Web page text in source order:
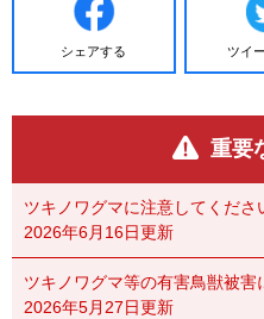
シェアする ツイ
重要
ツキノワグマに注意してくださ
2026年6月16日更新
ツキノワグマ等の有害鳥獣被
2026年5月27日更新